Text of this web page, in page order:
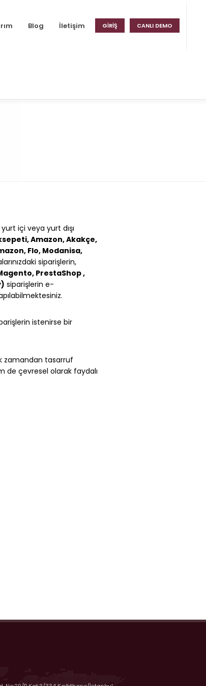
Blog İletişim GIRIŞ CANLI DEMO
içi veya yurt dışı
Amazon, Akakçe,
Flo, Modanisa,
siparişlerin,
PrestaShop ,
siparişlerin e-
istenirse bir
zamandan tasarruf
de çevresel olarak faydalı